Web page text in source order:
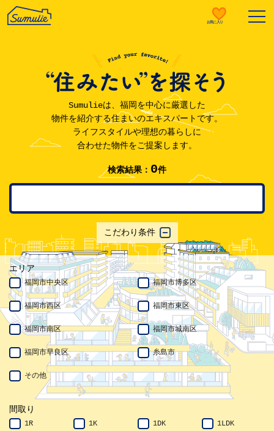
お気に入り
MENU OPEN
Sumulieは、福岡を中心に厳選した
物件を紹介する住まいのエキスパートです。
ライフスタイルや理想の暮らしに
合わせた物件をご提案します。
検索結果： 0件
こだわり条件
エリア
福岡市中央区 福岡市博多区
福岡市西区 福岡市東区
福岡市南区 福岡市城南区
福岡市早良区 糸島市
その他
間取り
1R 1K 1DK 1LDK